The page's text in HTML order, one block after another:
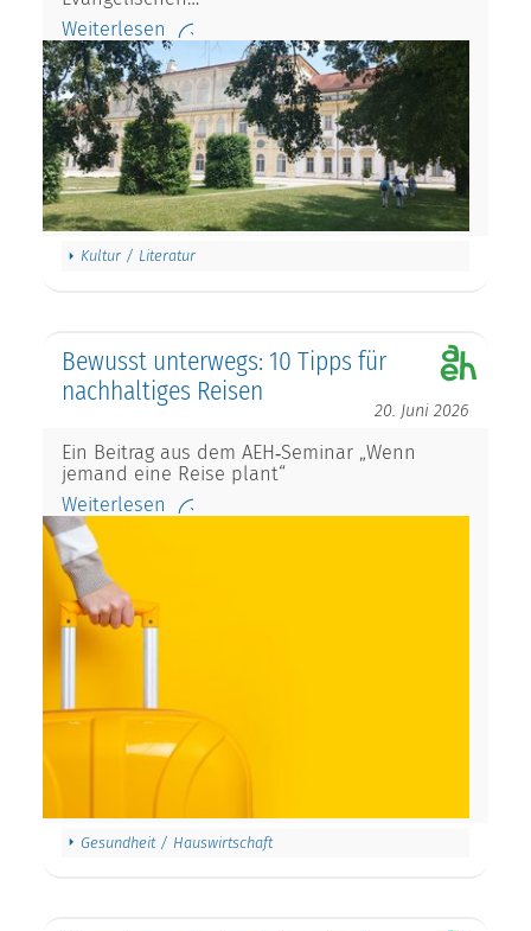
Weiterlesen
Kultur / Literatur
Bewusst unterwegs: 10 Tipps für
nachhaltiges Reisen
20. Juni 2026
Ein Beitrag aus dem AEH‑Seminar „Wenn
jemand eine Reise plant“
Weiterlesen
Gesundheit / Hauswirtschaft